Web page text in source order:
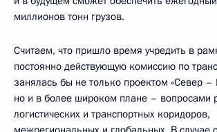
миллионов тонн грузов.
Считаем, что пришло время учредить в
постоянно действующую комиссию по
занялась бы не только проектом «Север –
но и в более широком плане – вопросами
логистических и транспортных коридоров,